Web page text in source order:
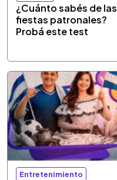
¿Cuánto sabés de las
fiestas patronales?
Probá este test
Entretenimiento